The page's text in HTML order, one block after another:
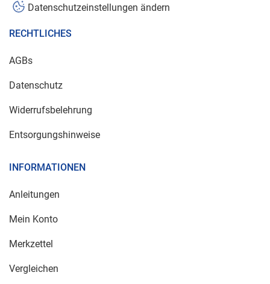
Datenschutzeinstellungen ändern
RECHTLICHES
AGBs
Datenschutz
Widerrufsbelehrung
Entsorgungshinweise
INFORMATIONEN
Anleitungen
Mein Konto
Merkzettel
Vergleichen